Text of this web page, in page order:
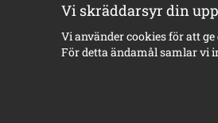
Vi skräddarsyr din
Vi använder cookies för att
För detta ändamål samlar vi